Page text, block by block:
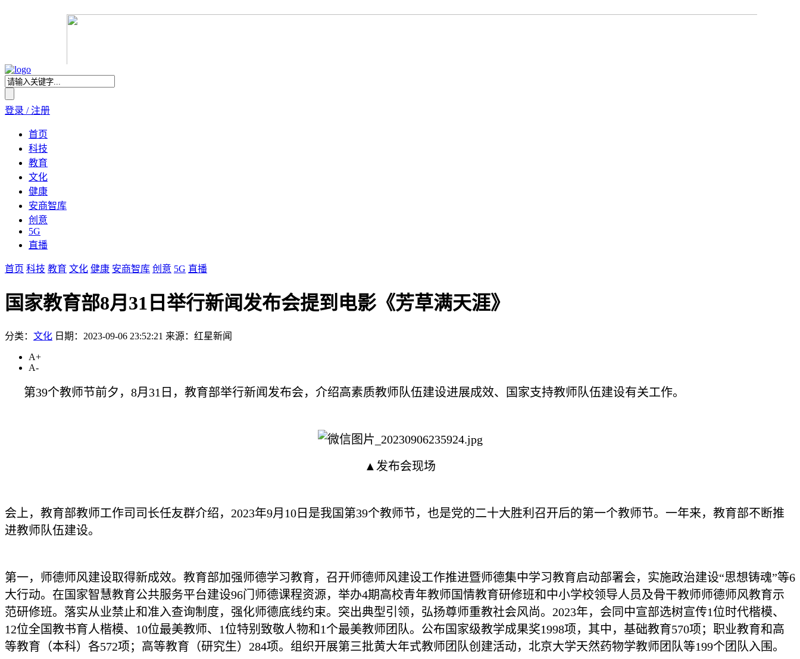
登录 / 注册
首页
科技
教育
文化
健康
安商智库
创意
5G
直播
首页 科技 教育 文化 健康 安商智库 创意 5G 直播
国家教育部8月31日举行新闻发布会提到电影《芳草满天涯》
分类： 文化 日期：2023-09-06 23:52:21 来源：红星新闻
A+
A-
第39个教师节前夕，8月31日，教育部举行新闻发布会，介绍高素质教师队伍建设进展成效、国家支持教师队伍建设有关工作。
▲发布会现场
会上，教育部教师工作司司长任友群介绍，2023年9月10日是我国第39个教师节，也是党的二十大胜利召开后的第一个教师节。一年来，教育部不断推
进教师队伍建设。
第一，师德师风建设取得新成效。教育部加强师德学习教育，召开师德师风建设工作推进暨师德集中学习教育启动部署会，实施政治建设“思想铸魂”等6
大行动。在国家智慧教育公共服务平台建设96门师德课程资源，举办4期高校青年教师国情教育研修班和中小学校领导人员及骨干教师师德师风教育示
范研修班。落实从业禁止和准入查询制度，强化师德底线约束。突出典型引领，弘扬尊师重教社会风尚。2023年，会同中宣部选树宣传1位时代楷模、
12位全国教书育人楷模、10位最美教师、1位特别致敬人物和1个最美教师团队。公布国家级教学成果奖1998项，其中，基础教育570项；职业教育和高
等教育（本科）各572项；高等教育（研究生）284项。组织开展第三批黄大年式教师团队创建活动，北京大学天然药物学教师团队等199个团队入围。